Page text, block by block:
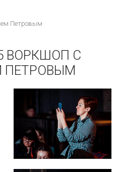
Петровым
ВОРКШОП С